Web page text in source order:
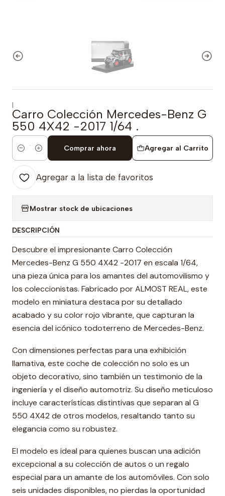
|
Carro Colección Mercedes-Benz G
550 4X42 -2017 1/64 .
Cantidad
Agregar al Carrito
Comprar ahora
Agregar a la lista de favoritos
Mostrar stock de ubicaciones
DESCRIPCIÓN
Descubre el impresionante Carro Colección
Mercedes-Benz G 550 4X42 -2017 en escala 1/64,
una pieza única para los amantes del automovilismo y
los coleccionistas. Fabricado por ALMOST REAL, este
modelo en miniatura destaca por su detallado
acabado y su color rojo vibrante, que capturan la
esencia del icónico todoterreno de Mercedes-Benz.
Con dimensiones perfectas para una exhibición
llamativa, este coche de colección no solo es un
objeto decorativo, sino también un testimonio de la
ingeniería y el diseño automotriz. Su diseño meticuloso
incluye características distintivas que separan al G
550 4X42 de otros modelos, resaltando tanto su
elegancia como su robustez.
El modelo es ideal para quienes buscan una adición
excepcional a su colección de autos o un regalo
especial para un amante de los automóviles. Con solo
seis unidades disponibles, no pierdas la oportunidad